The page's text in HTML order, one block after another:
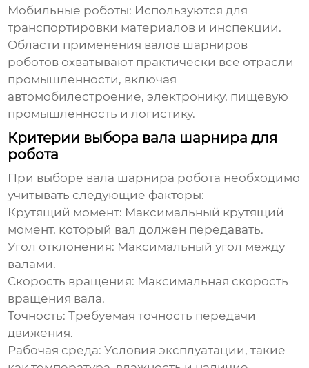
Мобильные роботы: Используются для
транспортировки материалов и инспекции.
Области применения валов шарниров
роботов охватывают практически все отрасли
промышленности, включая
автомобилестроение, электронику, пищевую
промышленность и логистику.
Критерии выбора вала шарнира для
робота
При выборе вала шарнира робота необходимо
учитывать следующие факторы:
Крутящий момент: Максимальный крутящий
момент, который вал должен передавать.
Угол отклонения: Максимальный угол между
валами.
Скорость вращения: Максимальная скорость
вращения вала.
Точность: Требуемая точность передачи
движения.
Рабочая среда: Условия эксплуатации, такие